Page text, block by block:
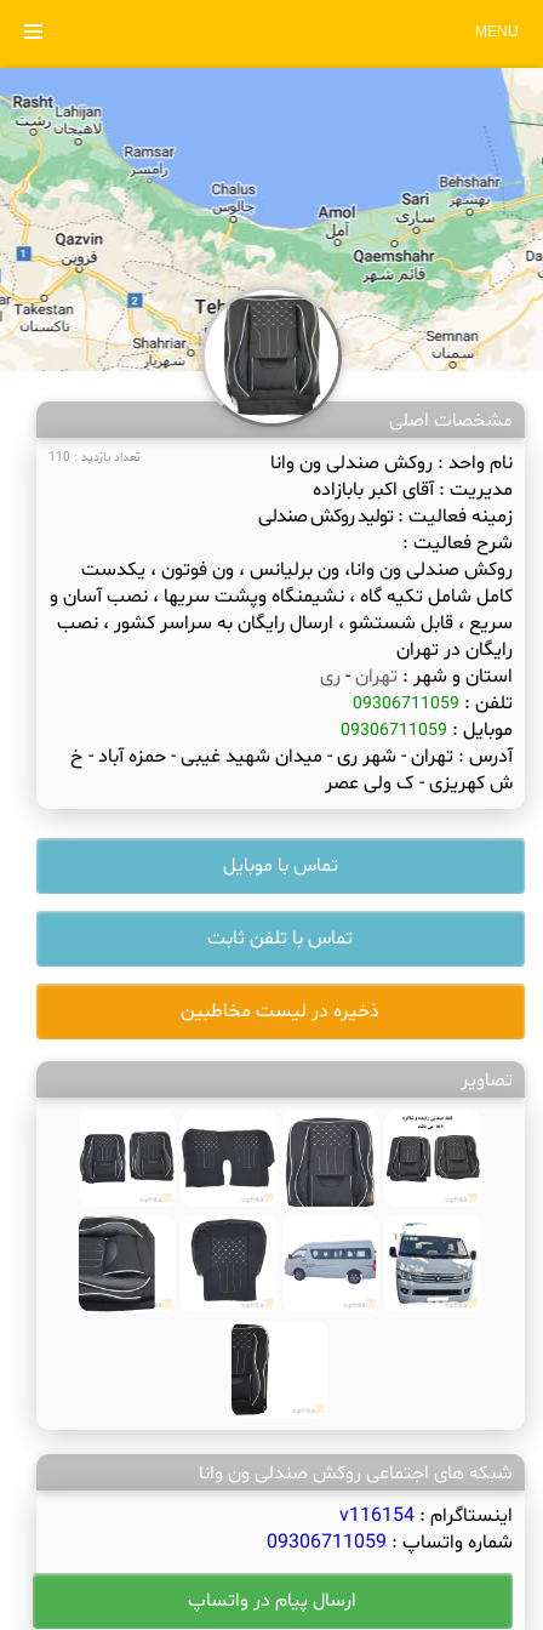
MENU
مشخصات اصلی
تعداد بازدید : 110 نام واحد :روکش صندلی ون وانا
مدیریت :آقای اکبر بابازاده
زمینه فعالیت :تولید روکش صندلی
شرح فعالیت :
روکش صندلی ون وانا، ون برلیانس ، ون فوتون ، یکدست
کامل شامل تکیه گاه ، نشیمنگاه وپشت سریها ، نصب آسان و
سریع ، قابل شستشو ، ارسال رایگان به سراسر کشور ، نصب
رایگان در تهران
استان و شهر : تهران- ری
تلفن : 09306711059
موبایل : 09306711059
آدرس :تهران - شهر ری - میدان شهید غیبی - حمزه آباد - خ
ش کهریزی - ک ولی عصر
تماس با موبایل
تماس با تلفن ثابت
ذخیره در لیست مخاطبین
تصاویر
شبکه های اجتماعی روکش صندلی ون وانا
اینستاگرام :v116154
شماره واتساپ : 09306711059
ارسال پیام در واتساپ